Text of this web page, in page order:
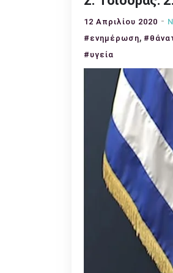
12 Απριλίου 2020
#ενημέρωση,
#υγεία